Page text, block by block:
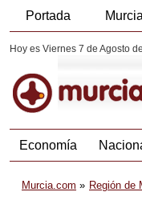
Portada Murcia
Hoy es Viernes 7 de Agosto
Economía
Murcia.com Región de